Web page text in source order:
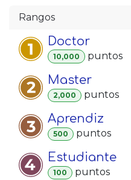
Rangos
Doctor
10,000 puntos
Master
2,000 puntos
Aprendiz
500 puntos
Estudiante
100 puntos